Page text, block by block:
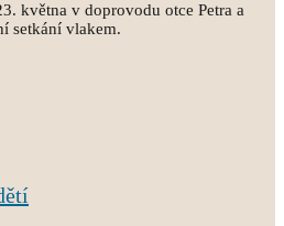
května v doprovodu otce Petra a
setkání vlakem.